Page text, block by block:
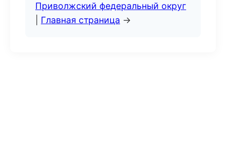
Приволжский федеральный округ
Главная страница →